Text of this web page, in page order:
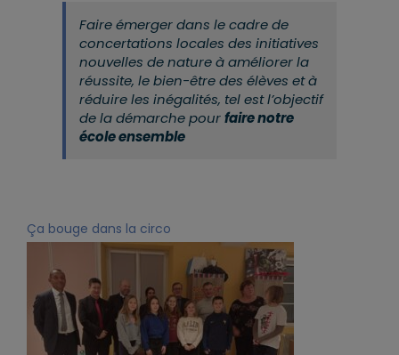
Faire émerger dans le cadre de
concertations locales des initiatives
nouvelles de nature à améliorer la
réussite, le bien-être des élèves et à
réduire les inégalités, tel est l’objectif
de la démarche pourfaire notre
école ensemble
Ça bouge dans la circo